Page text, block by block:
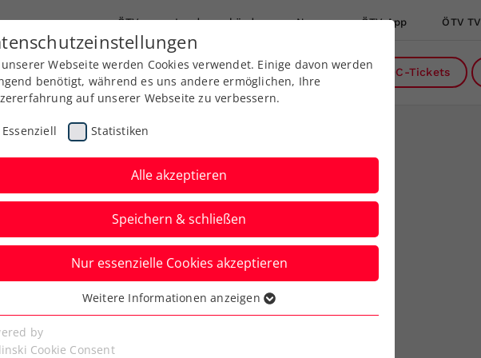
ÖTV Landesverbände News ÖTV App ÖTV TV
Ausbildung Services Über uns Kreise DC-Tickets
Schulterverletzung
von Medvedev
Webseite werden Cookies verwendet. Einige davon werden
benötigt, während es uns andere ermöglichen, Ihre
auf unserer Webseite zu verbessern.
Essenziell Statistiken
Alle akzeptieren
Speichern & schließen
Nur essenzielle Cookies akzeptieren
Cookies werden für grundlegende Funktionen der
benötigt. Dadurch ist gewährleistet, dass die Webseite
Weitere Informationen anzeigen
by
Cookie Consent